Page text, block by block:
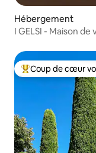
Hébergement
I GELSI - Maison de
Coups de cœur
Coup de cœur